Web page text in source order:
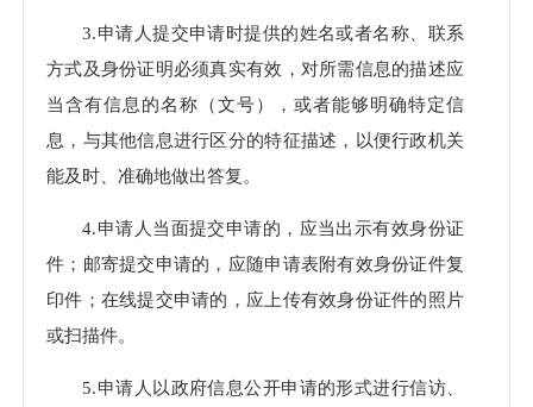
3.申请人提交申请时提供的姓名或者名称、联系
方式及身份证明必须真实有效，对所需信息的描述应
当含有信息的名称（文号），或者能够明确特定信
息，与其他信息进行区分的特征描述，以便行政机关
能及时、准确地做出答复。
4.申请人当面提交申请的，应当出示有效身份证
件；邮寄提交申请的，应随申请表附有效身份证件复
印件；在线提交申请的，应上传有效身份证件的照片
或扫描件。
5.申请人以政府信息公开申请的形式进行信访、